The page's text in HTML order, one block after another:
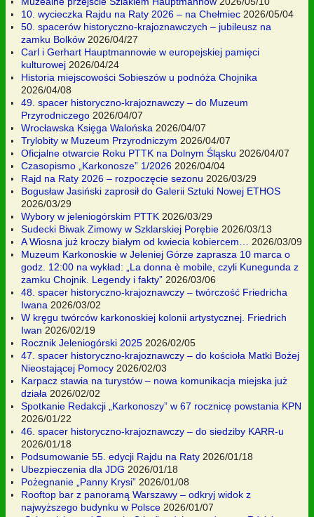
10. wycieczka Rajdu na Raty 2026 – na Chełmiec 2026/05/04
50. spacerów historyczno-krajoznawczych – jubileusz na
zamku Bolków 2026/04/27
Carl i Gerhart Hauptmannowie w europejskiej pamięci
kulturowej 2026/04/24
Historia miejscowości Sobieszów u podnóża Chojnika
2026/04/08
49. spacer historyczno-krajoznawczy – do Muzeum
Przyrodniczego 2026/04/07
Wrocławska Księga Walońska 2026/04/07
Trylobity w Muzeum Przyrodniczym 2026/04/07
Oficjalne otwarcie Roku PTTK na Dolnym Śląsku 2026/04/07
Czasopismo „Karkonosze” 1/2026 2026/04/04
Rajd na Raty 2026 – rozpoczęcie sezonu 2026/03/29
Bogusław Jasiński zaprosił do Galerii Sztuki Nowej ETHOS
2026/03/29
Wybory w jeleniogórskim PTTK 2026/03/29
Sudecki Biwak Zimowy w Szklarskiej Porębie 2026/03/13
A Wiosna już kroczy białym od kwiecia kobiercem…
2026/03/09
Muzeum Karkonoskie w Jeleniej Górze zaprasza 10 marca o
godz. 12:00 na wykład: „La donna è mobile, czyli Kunegunda z
zamku Chojnik. Legendy i fakty” 2026/03/06
48. spacer historyczno-krajoznawczy – twórczość Friedricha
Iwana 2026/03/02
W kręgu twórców karkonoskiej kolonii artystycznej. Friedrich
Iwan 2026/02/19
Rocznik Jeleniogórski 2025 2026/02/05
47. spacer historyczno-krajoznawczy – do kościoła Matki Bożej
Nieostającej Pomocy 2026/02/03
Karpacz stawia na turystów – nowa komunikacja miejska już
działa 2026/02/02
Spotkanie Redakcji „Karkonoszy” w 67 rocznicę powstania KPN
2026/01/22
46. spacer historyczno-krajoznawczy – do siedziby KARR-u
2026/01/18
Podsumowanie 55. edycji Rajdu na Raty 2026/01/18
Ubezpieczenia dla JDG 2026/01/18
Pożegnanie „Panny Krysi” 2026/01/08
Rooftop bar z panoramą Warszawy – odkryj widok z
najwyższego budynku w Polsce 2026/01/07